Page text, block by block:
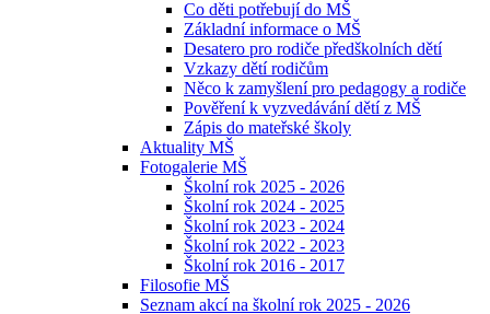
Co děti potřebují do MŠ
Základní informace o MŠ
Desatero pro rodiče předškolních dětí
Vzkazy dětí rodičům
Něco k zamyšlení pro pedagogy a rodiče
Pověření k vyzvedávání dětí z MŠ
Zápis do mateřské školy
Aktuality MŠ
Fotogalerie MŠ
Školní rok 2025 - 2026
Školní rok 2024 - 2025
Školní rok 2023 - 2024
Školní rok 2022 - 2023
Školní rok 2016 - 2017
Filosofie MŠ
Seznam akcí na školní rok 2025 - 2026